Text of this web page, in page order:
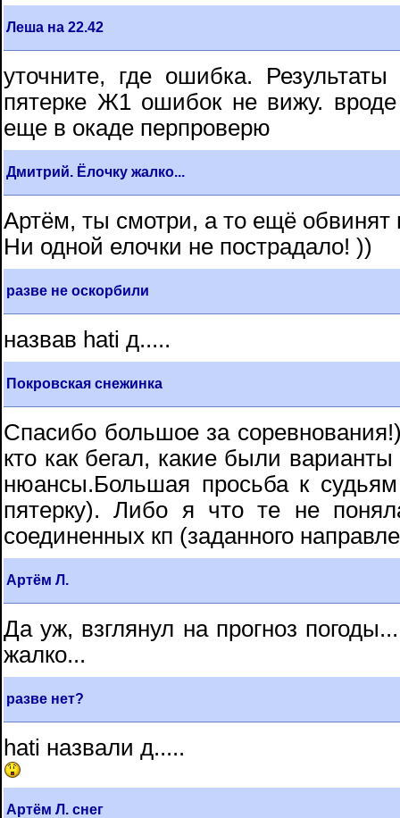
Леша на 22.42
уточните, где ошибка.
пятерке Ж1 ошибок не вижу.
еще в окаде перпроверю
Дмитрий. Ёлочку жалко...
Артём, ты смотри, а то ещё обвинят
Ни одной елочки не пострадало! ))
разве не оскорбили
назвав hati д.....
Покровская снежинка
Спасибо большое за
кто как бегал, какие были
нюансы.Большая просьба к
пятерку). Либо я что те не
соединенных кп (заданного
Артём Л.
Да уж, взглянул на прогноз
жалко...
разве нет?
hati назвали д.....
Артём Л. снег